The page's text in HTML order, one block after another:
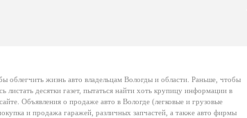
облегчить жизнь авто владельцам Вологды и области. Раньше, чтобы
листать десятки газет, пытаться найти хоть крупицу информации в
Объявления о продаже авто в Вологде (легковые и грузовые
и продажа гаражей, различных запчастей, а также авто фирмы